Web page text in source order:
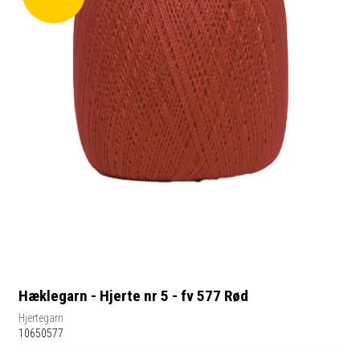
Hæklegarn - Hjerte nr 5 - fv 577 Rød
Hjertegarn
10650577